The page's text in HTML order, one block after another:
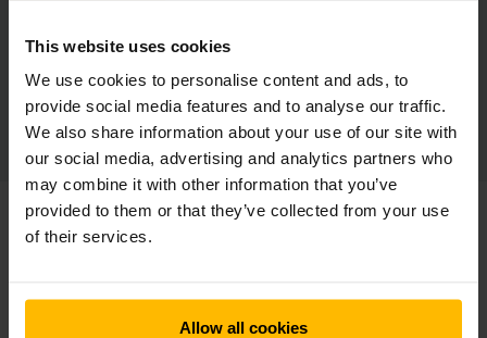
This website uses cookies
We use cookies to personalise content and ads, to
provide social media features and to analyse our traffic.
We also share information about your use of our site with
our social media, advertising and analytics partners who
may combine it with other information that you’ve
provided to them or that they’ve collected from your use
of their services.
Allow all cookies
行驶方向同向，为操作员提供了更佳视野。
了解更多内容